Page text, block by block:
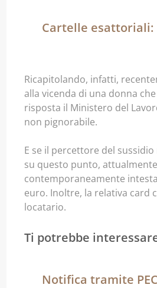
Cartelle esattoriali:
Ricapitolando, infatti,
alla vicenda di una donna
risposta il Ministero del
non pignorabile.
E se il percettore del
su questo punto,
contemporaneamente
euro. Inoltre, la relativa card
locatario.
Ti potrebbe
Notifica tramite